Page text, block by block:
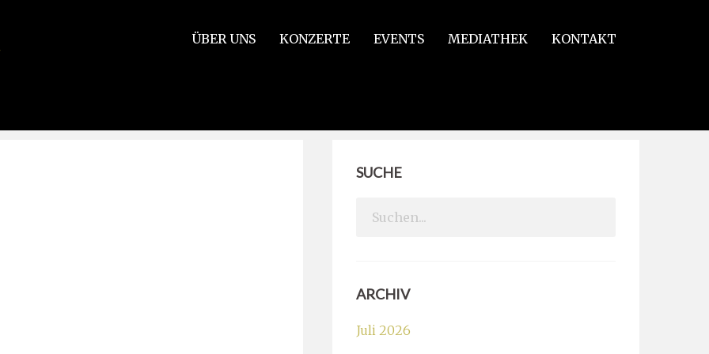
ÜBER UNS KONZERTE EVENTS MEDIATHEK KONTAKT
SUCHE
Search
ARCHIV
Juli 2026